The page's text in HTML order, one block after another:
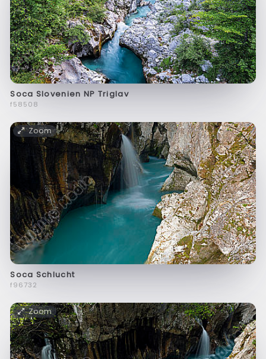
Soca Slovenien NP Triglav
f58508
Zoom
Soca Schlucht
f96732
Zoom